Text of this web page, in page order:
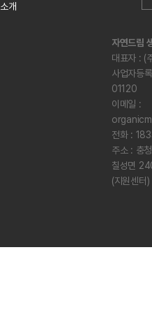
소개
자연드림
대표자 : (
사업자등
01120
이메일 :
전화 :
주소 : 충
칠성면
(지원센터)